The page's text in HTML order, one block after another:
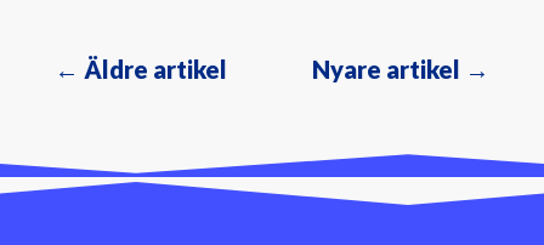
← Äldre artikel Nyare artikel →